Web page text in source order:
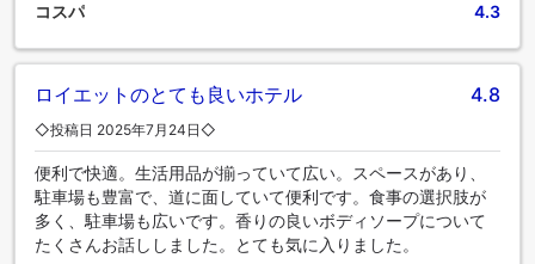
コスパ 4.3
ロイエットのとても良いホテル 4.8
◇投稿日 2025年7月24日◇
便利で快適。生活用品が揃っていて広い。スペースがあり、
駐車場も豊富で、道に面していて便利です。食事の選択肢が
多く、駐車場も広いです。香りの良いボディソープについて
たくさんお話ししました。とても気に入りました。